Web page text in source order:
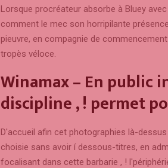
Lorsque procréateur absorbe à Bluey
comment le mec son horripilante
pieuvre, en compagnie de
tropès véloce.
Winamax – En public
discipline , ! permet
D'accueil afin cet photographies là-
choisie sans avoir í dessous-titres, en
focalisant dans cette barbarie , !